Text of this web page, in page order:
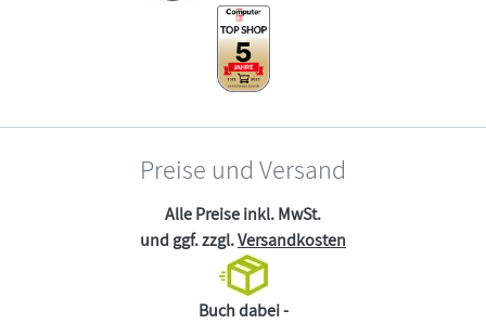
Preise und Versand
Alle Preise inkl. MwSt.
und ggf. zzgl.Versandkosten
Buch dabei -